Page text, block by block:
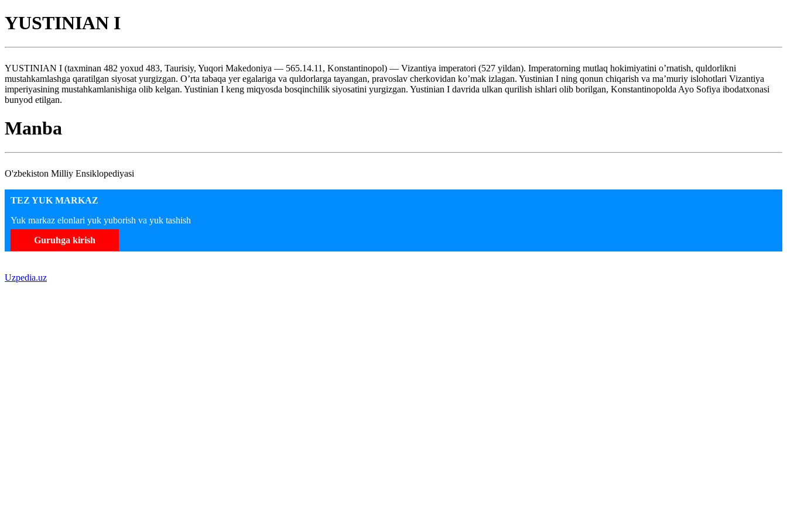
YUSTINIAN I
YUSTINIAN I (taxminan 482 yoxud 483, Taurisiy, Yuqori Makedoniya — 565.14.11, Konstantinopol) — Vizantiya imperatori (527 yildan). Imperatorning mutlaq hokimiyatini o’rnatish, quldorlikni
mustahkamlashga qaratilgan siyosat yurgizgan. O’rta tabaqa yer egalariga va quldorlarga tayangan, pravoslav cherkovidan ko’mak izlagan. Yustinian I ning qonun chiqarish va ma’muriy islohotlari Vizantiya
imperiyasining mustahkamlanishiga olib kelgan. Yustinian I keng miqyosda bosqinchilik siyosatini yurgizgan. Yustinian I davrida ulkan qurilish ishlari olib borilgan, Konstantinopolda Ayo Sofiya ibodatxonasi
bunyod etilgan.
Manba
O'zbekiston Milliy Ensiklopediyasi
TEZ YUK MARKAZ
Yuk markaz elonlari yuk yuborish va yuk tashish
Guruhga kirish
Uzpedia.uz